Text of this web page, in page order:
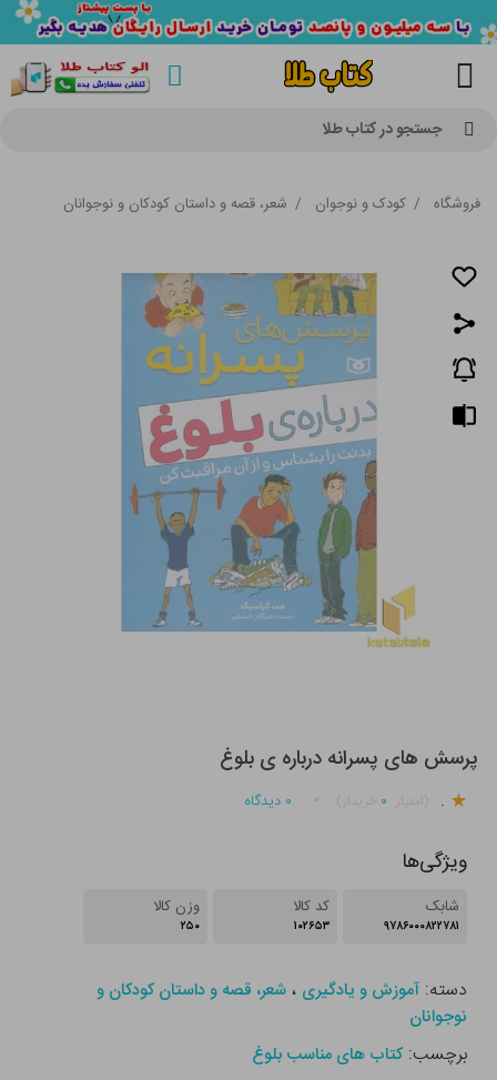
جستجو در کتاب طلا
فروشگاه / کودک و نوجوان / شعر، قصه و داستان کودکان و نوجوانان
پرسش های پسرانه درباره ی بلوغ
. ۰ ۰ دیدگاه
ویژگی‌ها
شابک
۹۷۸۶۰۰۰۸۲۲۷۸۱
کد کالا
۱۰۲۶۵۳
وزن کالا
۲۵۰
دسته:آموزش و یادگیری ،شعر، قصه و داستان کودکان و
نوجوانان
برچسب:کتاب های مناسب بلوغ